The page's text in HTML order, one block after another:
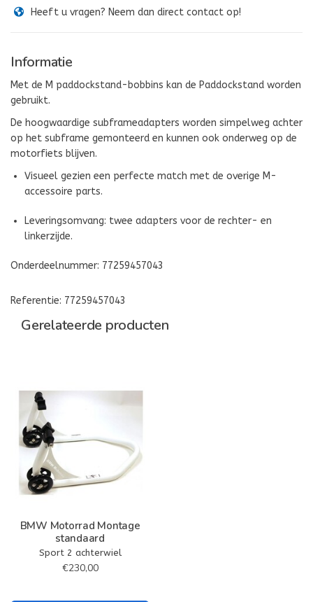
Heeft u vragen? Neem dan direct contact op!
Informatie
Met de M paddockstand-bobbins kan de Paddockstand worden
gebruikt.
De hoogwaardige subframeadapters worden simpelweg achter
op het subframe gemonteerd en kunnen ook onderweg op de
motorfiets blijven.
Visueel gezien een perfecte match met de overige M-
accessoire parts.
Leveringsomvang: twee adapters voor de rechter- en
linkerzijde.
Onderdeelnummer: 77259457043
Referentie: 77259457043
Gerelateerde producten
BMW Motorrad Montage
standaard
Sport 2 achterwiel
€230,00